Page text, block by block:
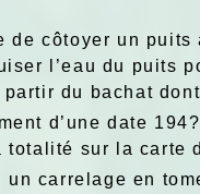
de côtoyer un
l’eau du puits
du bachat
d’une date
totalité sur la carte
un carrelage en